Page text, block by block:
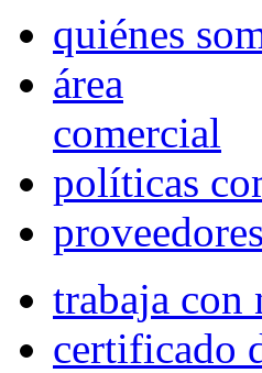
quiénes
área
comercial
políticas
proveedores
trabaja con
certificado